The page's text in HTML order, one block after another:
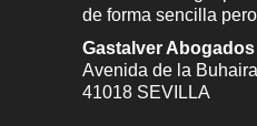
de forma sencilla
Gastalver Abogados
Avenida de la
41018 SEVILLA